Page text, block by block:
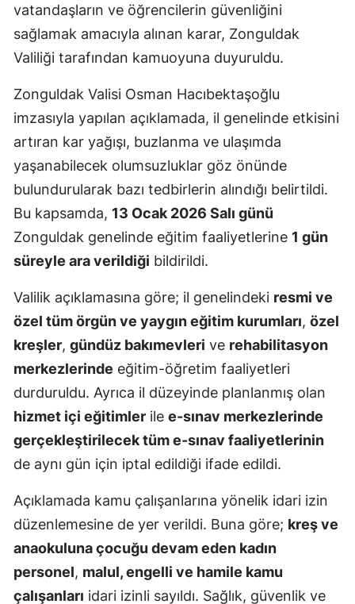
vatandaşların ve öğrencilerin güvenliğini
sağlamak amacıyla alınan karar, Zonguldak
Valiliği tarafından kamuoyuna duyuruldu.
Zonguldak Valisi Osman Hacıbektaşoğlu
imzasıyla yapılan açıklamada, il genelinde etkisini
artıran kar yağışı, buzlanma ve ulaşımda
yaşanabilecek olumsuzluklar göz önünde
bulundurularak bazı tedbirlerin alındığı belirtildi.
Bu kapsamda, 13 Ocak 2026 Salı günü
Zonguldak genelinde eğitim faaliyetlerine 1 gün
süreyle ara verildiği bildirildi.
Valilik açıklamasına göre; il genelindeki resmi ve
özel tüm örgün ve yaygın eğitim kurumları, özel
kreşler, gündüz bakımevleri ve rehabilitasyon
merkezlerinde eğitim-öğretim faaliyetleri
durduruldu. Ayrıca il düzeyinde planlanmış olan
hizmet içi eğitimler ile e-sınav merkezlerinde
gerçekleştirilecek tüm e-sınav faaliyetlerinin
de aynı gün için iptal edildiği ifade edildi.
Açıklamada kamu çalışanlarına yönelik idari izin
düzenlemesine de yer verildi. Buna göre; kreş ve
anaokuluna çocuğu devam eden kadın
personel, malul, engelli ve hamile kamu
çalışanları idari izinli sayıldı. Sağlık, güvenlik ve